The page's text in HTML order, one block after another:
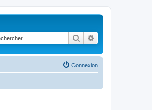
Rechercher
Connexion